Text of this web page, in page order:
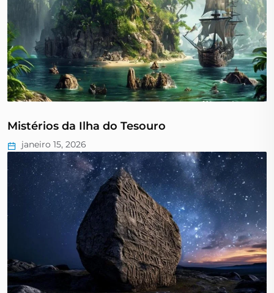
Mistérios da Ilha do Tesouro
janeiro 15, 2026